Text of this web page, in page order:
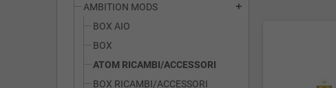
AMBITION MODS add
BOX AIO
BOX
ATOM RICAMBI/ACCESSORI
BOX RICAMBI/ACCESSORI